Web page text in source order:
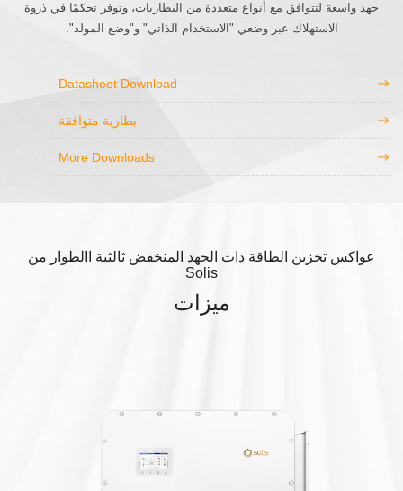
جهد واسعة لتتوافق مع أنواع متعددة من البطاريات، وتوفر تحكمًا في ذروة
الاستهلاك عبر وضعي "الاستخدام الذاتي" و"وضع المولد".
Datasheet Download
بطارية متوافقة
More Downloads
عواكس تخزين الطاقة ذات الجهد المنخفض ثالثية االطوار من
Solis
ميزات